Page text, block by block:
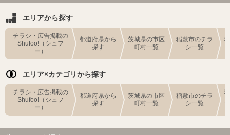
エリアから探す
チラシ・広告掲載の
Shufoo!（シュフ
ー）
都道府県から
探す
茨城県の市区
町村一覧
稲敷市のチラ
シ一覧
エリア×カテゴリから探す
チラシ・広告掲載の
Shufoo!（シュフ
ー）
都道府県から
探す
茨城県の市区
町村一覧
稲敷市のチラ
シ一覧